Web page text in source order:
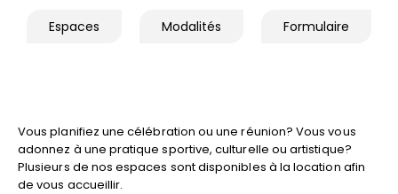
Espaces Modalités Formulaire
Vous planifiez une célébration ou une réunion? Vous vous
adonnez à une pratique sportive, culturelle ou artistique?
Plusieurs de nos espaces sont disponibles à la location afin
de vous accueillir.